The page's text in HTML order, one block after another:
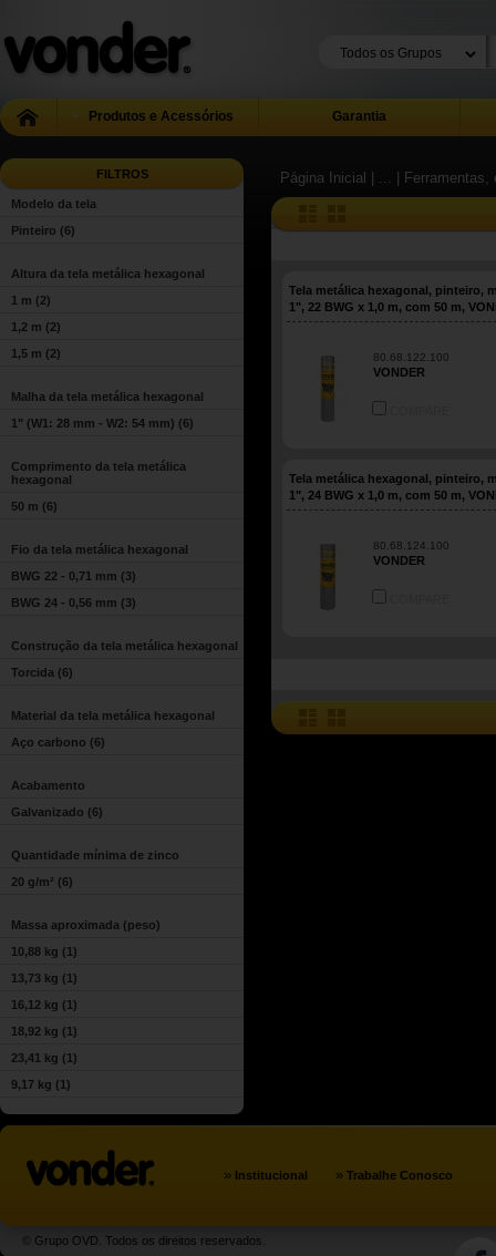
Produtos e Acessórios Garantia
FILTROS
Modelo da tela
Pinteiro (6)
Altura da tela metálica hexagonal
1 m (2)
1,2 m (2)
1,5 m (2)
Malha da tela metálica hexagonal
1" (W1: 28 mm - W2: 54 mm) (6)
Comprimento da tela metálica
hexagonal
50 m (6)
Fio da tela metálica hexagonal
BWG 22 - 0,71 mm (3)
BWG 24 - 0,56 mm (3)
Construção da tela metálica hexagonal
Torcida (6)
Material da tela metálica hexagonal
Aço carbono (6)
Acabamento
Galvanizado (6)
Quantidade mínima de zinco
20 g/m² (6)
Massa aproximada (peso)
10,88 kg (1)
13,73 kg (1)
16,12 kg (1)
18,92 kg (1)
23,41 kg (1)
9,17 kg (1)
Página Inicial | ... |
Tela metálica hexagonal, pinteiro,
1", 22 BWG x 1,0 m, com 50 m,
80.68.122.100
VONDER
Tela metálica hexagonal, pinteiro,
1", 24 BWG x 1,0 m, com 50 m,
80.68.124.100
VONDER
» Institucional » Trabalhe Conosco
© Grupo OVD. Todos os direitos reservados.